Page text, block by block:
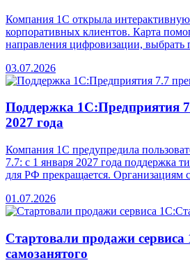
Компания 1С открыла
корпоративных клиентов. Карта
направления цифровизации,
03.07.2026
Поддержка 1С:Предприятия
2027 года
Компания 1С предупредила
7.7: с 1 января 2027 года поддержка
для РФ прекращается. Организациям
01.07.2026
Стартовали продажи сервиса
самозанятого